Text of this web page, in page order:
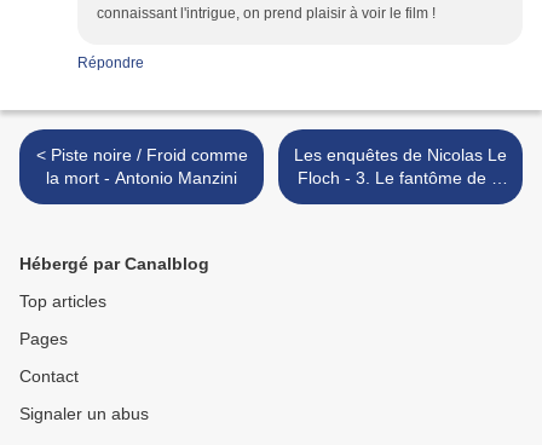
connaissant l'intrigue, on prend plaisir à voir le film !
Répondre
< Piste noire / Froid comme
la mort - Antonio Manzini
Les enquêtes de Nicolas Le
Floch - 3. Le fantôme de la
rue Royale - Parot -
Hébergé par Canalblog
Top articles
Pages
Contact
Signaler un abus